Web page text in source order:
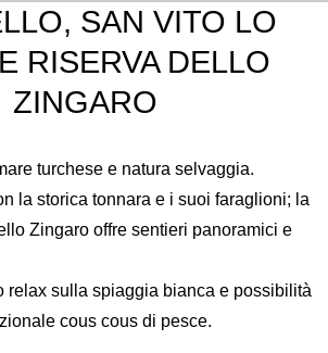
SAN VITO LO
RISERVA DELLO
ZINGARO
turchese e natura selvaggia.
la storica tonnara e i suoi faraglioni; la
Zingaro offre sentieri panoramici e
relax sulla spiaggia bianca e possibilità
cous cous di pesce.